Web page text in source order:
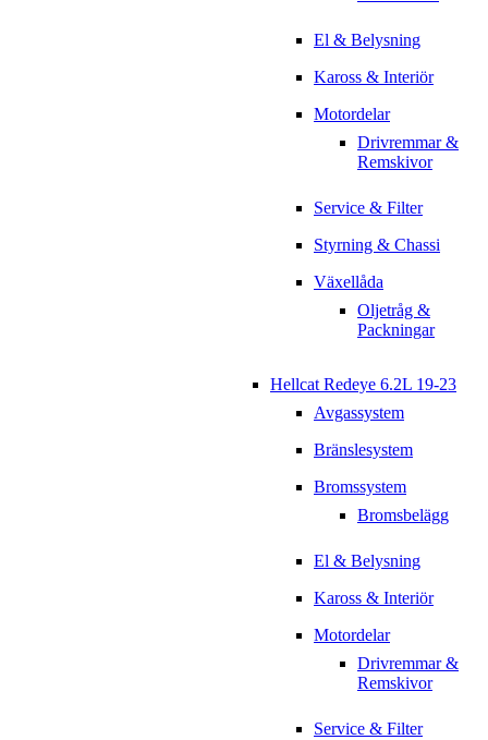
El & Belysning
Kaross & Interiör
Motordelar
Drivremmar &
Remskivor
Service & Filter
Styrning & Chassi
Växellåda
Oljetråg &
Packningar
Hellcat Redeye 6.2L 19-23
Avgassystem
Bränslesystem
Bromssystem
Bromsbelägg
El & Belysning
Kaross & Interiör
Motordelar
Drivremmar &
Remskivor
Service & Filter